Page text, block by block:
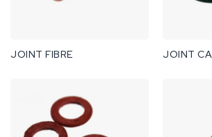
JOINT FIBRE JOINT